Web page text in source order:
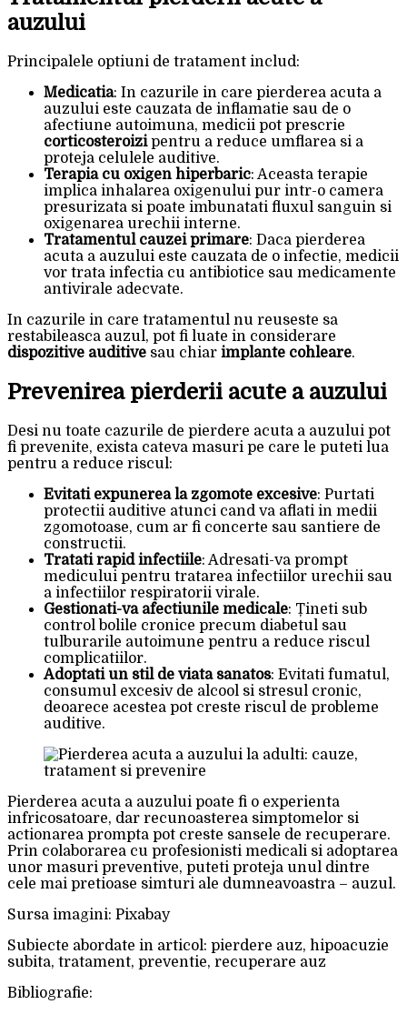
auzului
Principalele optiuni de tratament includ:
Medicatia: In cazurile in care pierderea acuta a
auzului este cauzata de inflamatie sau de o
afectiune autoimuna, medicii pot prescrie
corticosteroizipentru a reduce umflarea si a
proteja celulele auditive.
Terapia cu oxigen hiperbaric: Aceasta terapie
implica inhalarea oxigenului pur intr-o camera
presurizata si poate imbunatati fluxul sanguin si
oxigenarea urechii interne.
Tratamentul cauzei primare: Daca pierderea
acuta a auzului este cauzata de o infectie, medicii
vor trata infectia cu antibiotice sau medicamente
antivirale adecvate.
In cazurile in care tratamentul nu reuseste sa
restabileasca auzul, pot fi luate in considerare
dispozitive auditive sau chiar implante cohleare.
Prevenirea pierderii acute a auzului
Desi nu toate cazurile de pierdere acuta a auzului pot
fi prevenite, exista cateva masuri pe care le puteti lua
pentru a reduce riscul:
Evitati expunerea la zgomote excesive: Purtati
protectii auditive atunci cand va aflati in medii
zgomotoase, cum ar fi concerte sau santiere de
constructii.
Tratati rapid infectiile: Adresati-va prompt
medicului pentru tratarea infectiilor urechii sau
a infectiilor respiratorii virale.
Gestionati-va afectiunile medicale: Țineti sub
control bolile cronice precum diabetul sau
tulburarile autoimune pentru a reduce riscul
complicatiilor.
Adoptati un stil de viata sanatos: Evitati fumatul,
consumul excesiv de alcool si stresul cronic,
deoarece acestea pot creste riscul de probleme
auditive.
Pierderea acuta a auzului poate fi o experienta
infricosatoare, dar recunoasterea simptomelor si
actionarea prompta pot creste sansele de recuperare.
Prin colaborarea cu profesionisti medicali si adoptarea
unor masuri preventive, puteti proteja unul dintre
cele mai pretioase simturi ale dumneavoastra – auzul.
Sursa imagini: Pixabay
Subiecte abordate in articol: pierdere auz, hipoacuzie
subita, tratament, preventie, recuperare auz
Bibliografie: